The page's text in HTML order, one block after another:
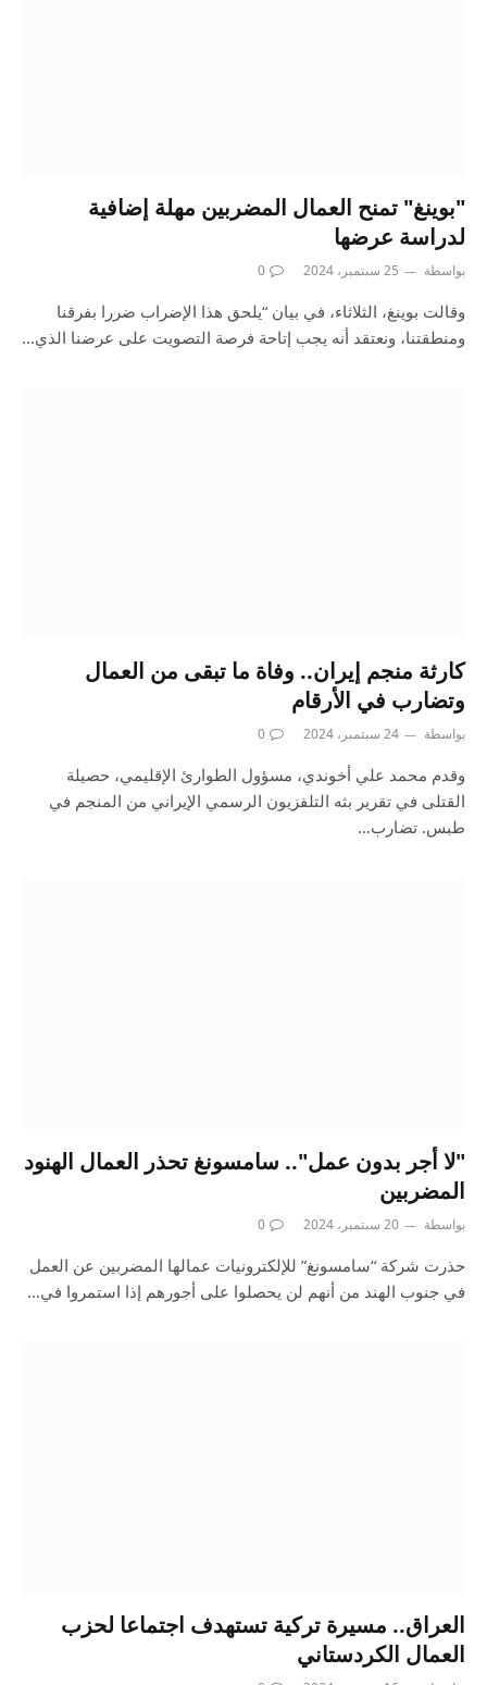
"بوينغ" تمنح العمال المضربين مهلة إضافية
لدراسة عرضها
بواسطة 25 سبتمبر، 2024 0
وقالت بوينغ، الثلاثاء، في بيان “يلحق هذا الإضراب ضررا بفرقنا
ومنطقتنا، ونعتقد أنه يجب إتاحة فرصة التصويت على عرضنا الذي…
كارثة منجم إيران.. وفاة ما تبقى من العمال
وتضارب في الأرقام
بواسطة 24 سبتمبر، 2024 0
وقدم محمد علي أخوندي، مسؤول الطوارئ الإقليمي، حصيلة
القتلى في تقرير بثه التلفزيون الرسمي الإيراني من المنجم في
طبس. تضارب…
"لا أجر بدون عمل".. سامسونغ تحذر العمال الهنود
المضربين
بواسطة 20 سبتمبر، 2024 0
حذرت شركة “سامسونغ” للإلكترونيات عمالها المضربين عن العمل
في جنوب الهند من أنهم لن يحصلوا على أجورهم إذا استمروا في…
العراق.. مسيرة تركية تستهدف اجتماعا لحزب
العمال الكردستاني